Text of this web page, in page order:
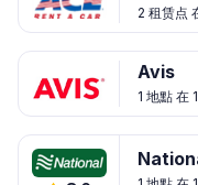
2 租赁点
Avis
1 地點 在